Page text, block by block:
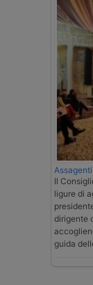
Il
ligure di
dirigente
guida